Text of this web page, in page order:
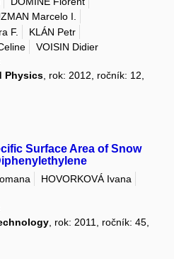
Marcelo I.
F.
KLÁN Petr
VOISIN Didier
Physics , rok: 2012, ročník: 12,
Surface Area of Snow
HOVORKOVÁ Ivana
, rok: 2011, ročník: 45,